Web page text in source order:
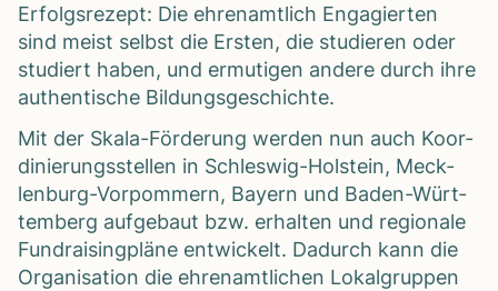
Erfolgs­re­zept: Die ehren­amt­lich Enga­gier­ten
sind meist selbst die Ers­ten, die stu­die­ren oder
stu­diert haben, und ermu­ti­gen andere durch ihre
authen­ti­sche Bil­dungs­ge­schichte.
Mit der Skala-För­de­rung wer­den nun auch Koor­
di­nie­rungs­stel­len in Schles­wig-Hol­stein, Meck­
len­burg-Vor­pom­mern, Bay­ern und Baden-Würt­
tem­berg auf­ge­baut bzw. erhal­ten und regio­nale
Fund­rai­sin­g­pläne ent­wi­ckelt. Dadurch kann die
Orga­ni­sa­tion die ehren­amt­li­chen Lokal­grup­pen